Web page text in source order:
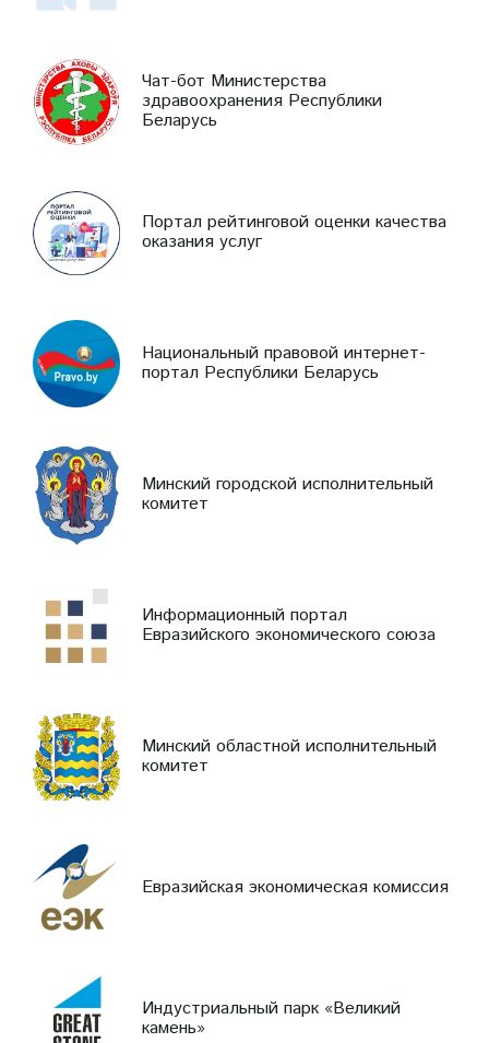
Чат-бот Министерства
здравоохранения Республики
Беларусь
Портал рейтинговой оценки качества
оказания услуг
Национальный правовой интернет-
портал Республики Беларусь
Минский городской исполнительный
комитет
Информационный портал
Евразийского экономического союза
Минский областной исполнительный
комитет
Евразийская экономическая комиссия
Индустриальный парк «Великий
камень»